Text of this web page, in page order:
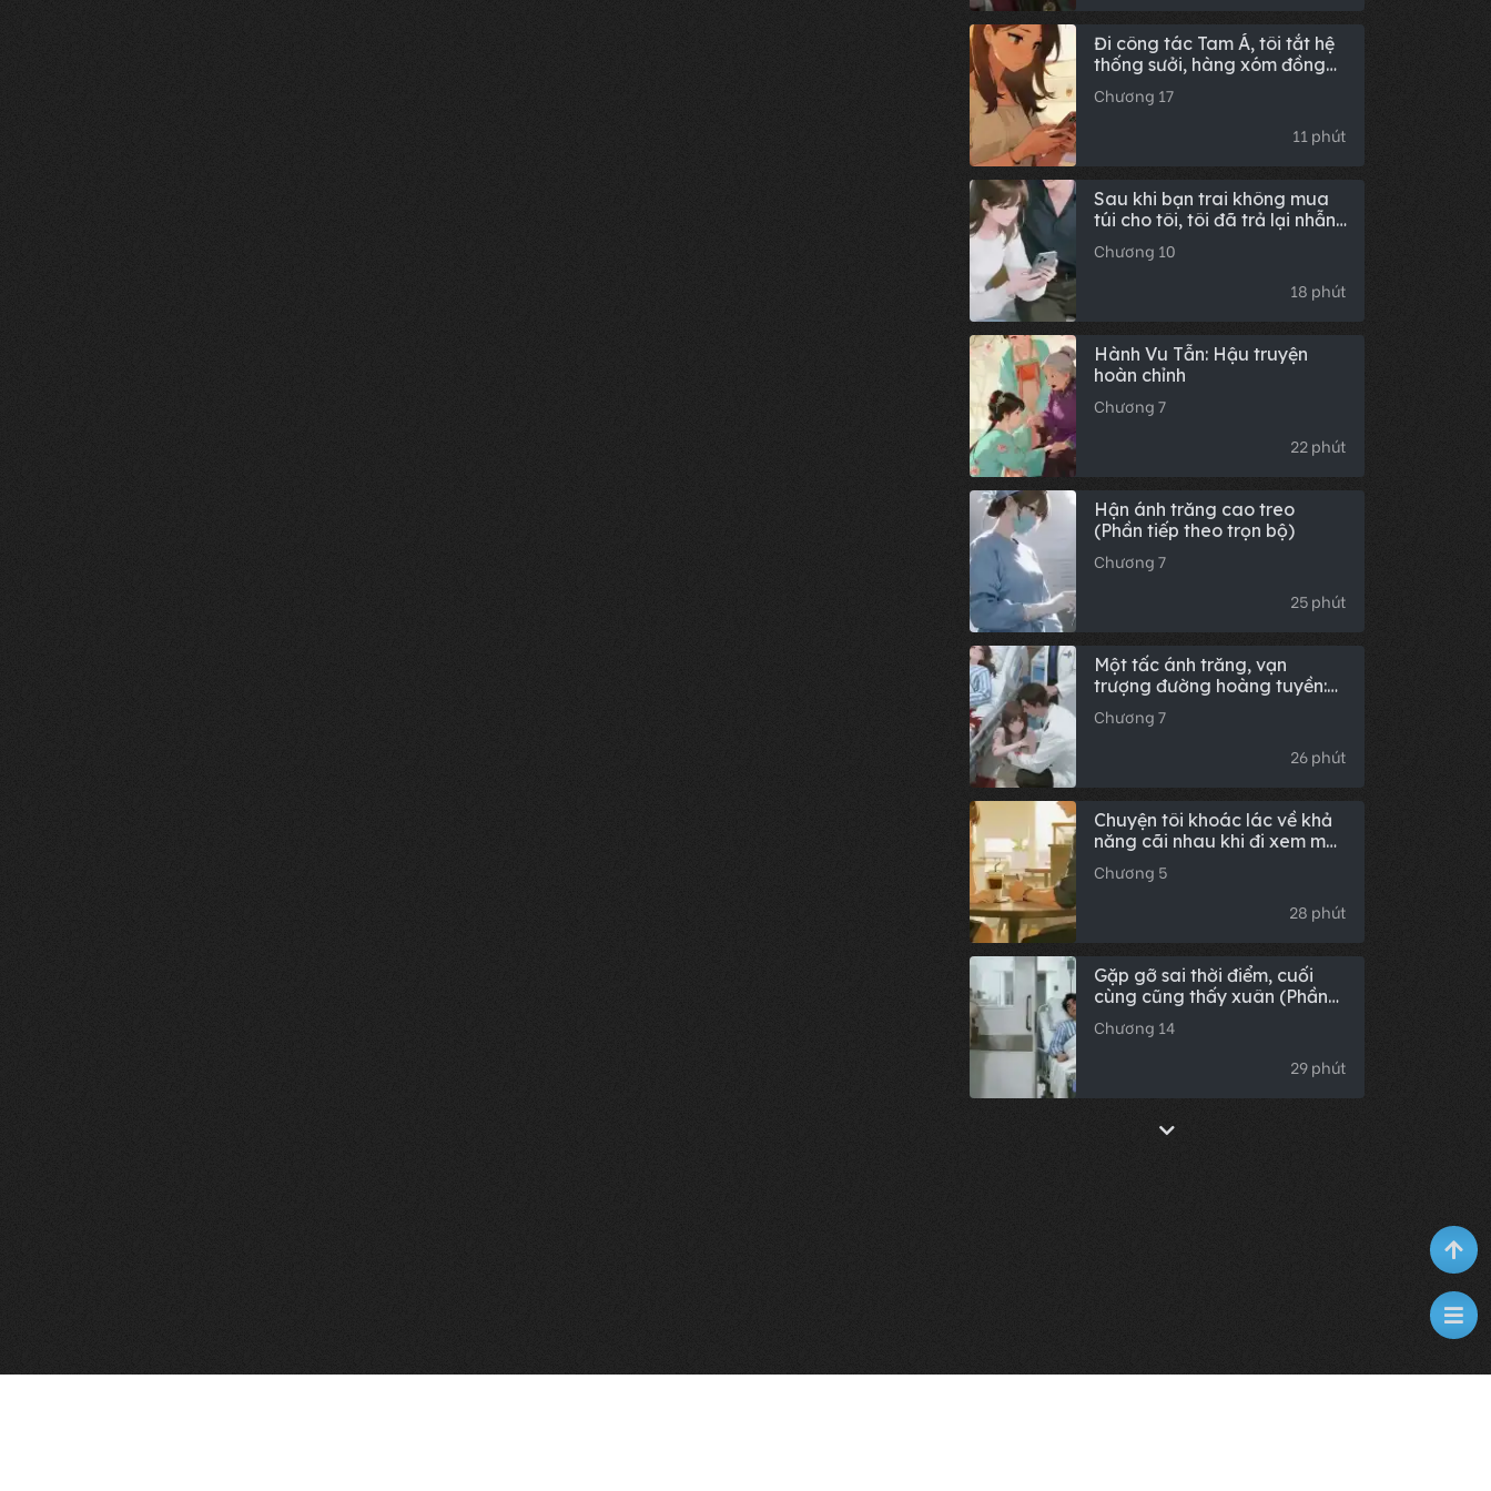
Đi công tác Tam Á, tôi tắt hệ
thống sưởi, hàng xóm đồng
loạt tấn công mạng rồi còn
định đột nhập nhà tôi
Chương 17
11 phút
Sau khi bạn trai không mua
túi cho tôi, tôi đã trả lại nhẫn:
Hậu truyện trọn bộ
Chương 10
18 phút
Hành Vu Tẫn: Hậu truyện
hoàn chỉnh
Chương 7
22 phút
Hận ánh trăng cao treo
(Phần tiếp theo trọn bộ)
Chương 7
25 phút
Một tấc ánh trăng, vạn
trượng đường hoàng tuyền:
Hậu truyện trọn bộ
Chương 7
26 phút
Chuyện tôi khoác lác về khả
năng cãi nhau khi đi xem mắt:
Hậu truyện đầy đủ
Chương 5
28 phút
Gặp gỡ sai thời điểm, cuối
cùng cũng thấy xuân (Phần
hậu truyện hoàn chỉnh)
Chương 14
29 phút